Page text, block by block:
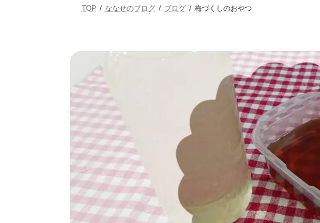
TOP ななせのブログ ブログ 梅づくしのおやつ